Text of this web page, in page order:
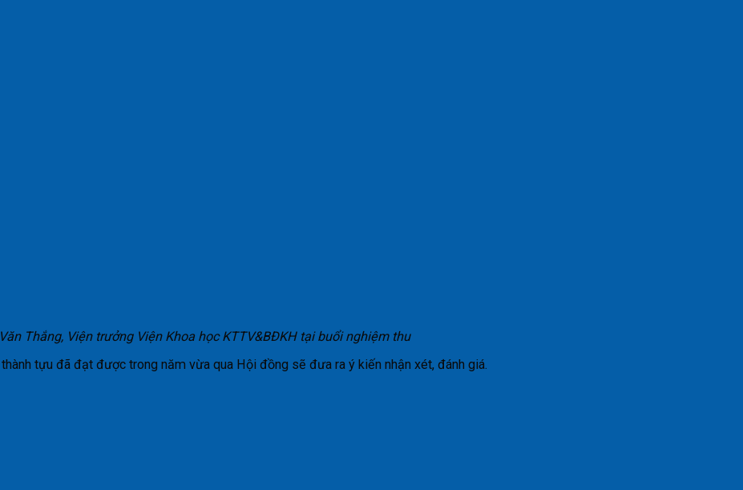
Thắng, Viện trưởng Viện Khoa học KTTV&BĐKH tại buổi nghiệm thu
tựu đã đạt được trong năm vừa qua Hội đồng sẽ đưa ra ý kiến nhận xét, đánh giá.